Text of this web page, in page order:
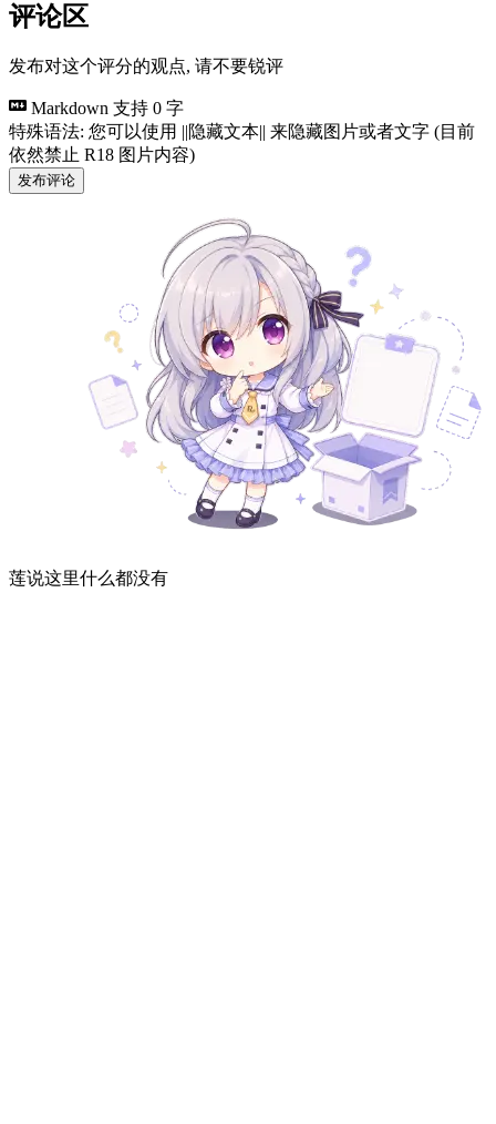
评论区
发布对这个评分的观点, 请不要锐评
Markdown 支持 0 字
特殊语法: 您可以使用 ||隐藏文本|| 来隐藏图片或者文字 (目前
依然禁止 R18 图片内容)
发布评论
莲说这里什么都没有